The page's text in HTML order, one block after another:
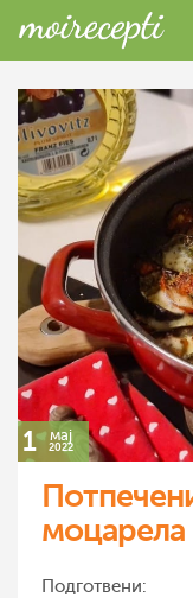
1 мај
2022
моцарела
Подготвени: